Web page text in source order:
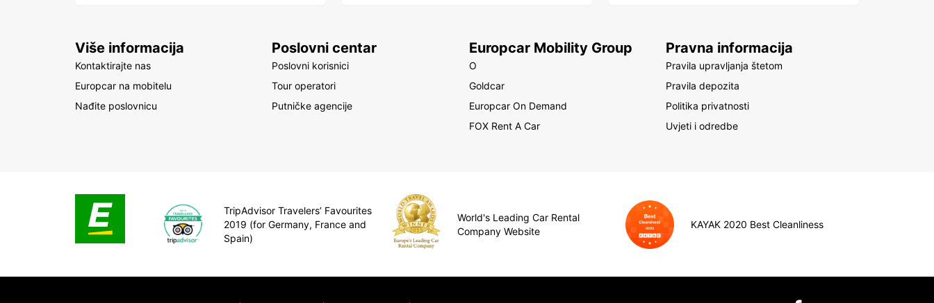
Više informacija
Kontaktirajte nas
Europcar na mobitelu
Nađite poslovnicu
Poslovni centar
Poslovni korisnici
Tour operatori
Putničke agencije
Europcar Mobility Group
O
Goldcar
Europcar On Demand
FOX Rent A Car
Pravna informacija
Pravila upravljanja štetom
Pravila depozita
Politika privatnosti
Uvjeti i odredbe
TripAdvisor Travelers’ Favourites
2019 (for Germany, France and
Spain)
World's Leading Car Rental
Company Website
KAYAK 2020 Best Cleanliness